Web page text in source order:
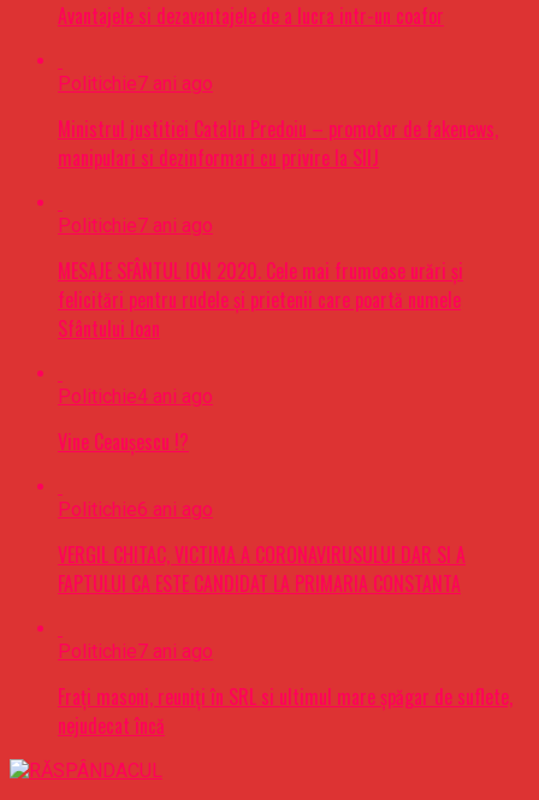
Avantajele si dezavantajele de a lucra intr-un coafor
Politichie7 ani ago
Ministrul justitiei Catalin Predoiu – promotor de fakenews,
manipulari si dezinformari cu privire la SIIJ
Politichie7 ani ago
MESAJE SFÂNTUL ION 2020. Cele mai frumoase urări şi
felicitări pentru rudele şi prietenii care poartă numele
Sfântului Ioan
Politichie4 ani ago
Vine Ceaușescu !?
Politichie6 ani ago
VERGIL CHITAC, VICTIMA A CORONAVIRUSULUI DAR SI A
FAPTULUI CA ESTE CANDIDAT LA PRIMARIA CONSTANTA
Politichie7 ani ago
Frați masoni, reuniți în SRL si ultimul mare șpăgar de suflete,
nejudecat încă